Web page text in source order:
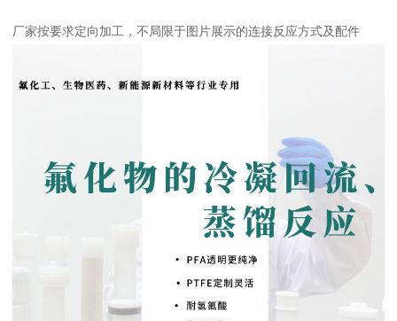
厂家按要求定向加工，不局限于图片展示的连接反应方式及配件